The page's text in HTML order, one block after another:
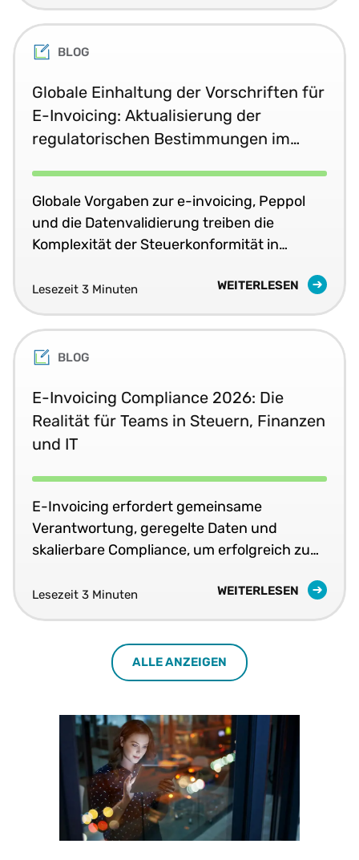
BLOG
Globale Einhaltung der Vorschriften für
E-Invoicing: Aktualisierung der
regulatorischen Bestimmungen im
Globale Vorgaben zur e-invoicing, Peppol
und die Datenvalidierung treiben die
Komplexität der Steuerkonformität in
Lesezeit 3 Minuten WEITERLESEN
BLOG
E-Invoicing Compliance 2026: Die
Realität für Teams in Steuern, Finanzen
und IT
E-Invoicing erfordert gemeinsame
Verantwortung, geregelte Daten und
skalierbare Compliance, um erfolgreich zu
Lesezeit 3 Minuten WEITERLESEN
ALLE ANZEIGEN